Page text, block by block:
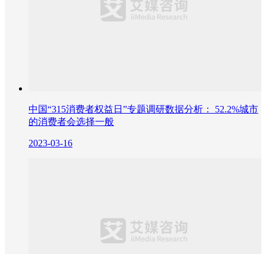
中国“315消费者权益日”专题调研数据分析： 52.2%城市
的消费者会选择一般
2023-03-16